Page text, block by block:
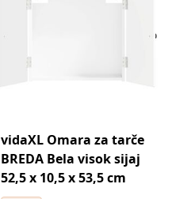
vidaXL Omara za tarče
BREDA Bela visok sijaj
52,5 x 10,5 x 53,5 cm